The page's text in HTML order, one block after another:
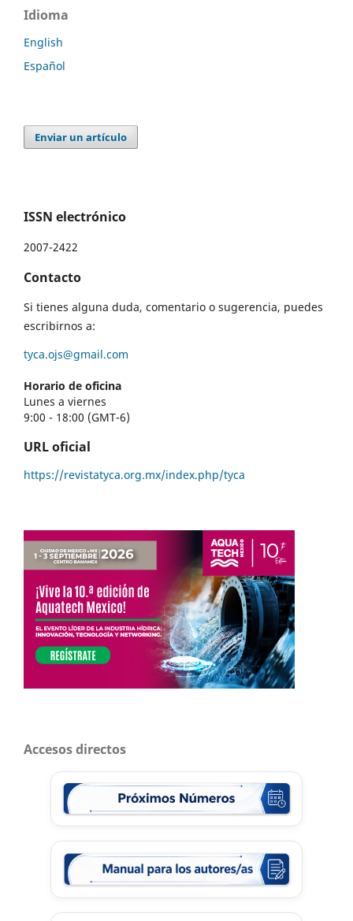
Idioma
English
Español
Enviar un artículo
ISSN electrónico
2007-2422
Contacto
Si tienes alguna duda, comentario o sugerencia, puedes
escribirnos a:
tyca.ojs@gmail.com
Horario de oficina
Lunes a viernes
9:00 - 18:00 (GMT-6)
URL oficial
https://revistatyca.org.mx/index.php/tyca
Accesos directos